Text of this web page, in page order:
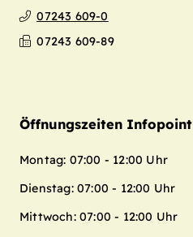
07243 609-0
07243 609-89
Öffnungszeiten Infopoint
Montag: 07:00 - 12:00 Uhr
Dienstag: 07:00 - 12:00 Uhr
Mittwoch: 07:00 - 12:00 Uhr